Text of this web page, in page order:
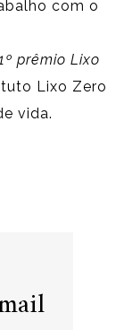
com o
prêmio Lixo
Lixo Zero
vida.